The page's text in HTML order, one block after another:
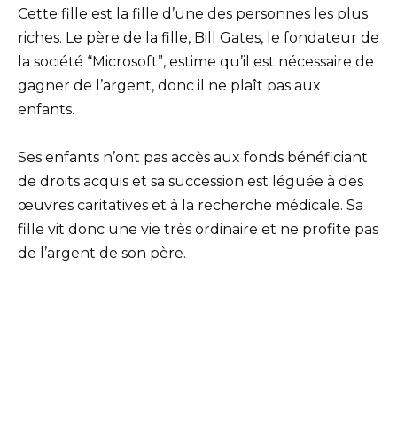
Cette fille est la fille d’une des personnes les plus
riches. Le père de la fille, Bill Gates, le fondateur de
la société “Microsoft”, estime qu’il est nécessaire de
gagner de l’argent, donc il ne plaît pas aux
enfants.
Ses enfants n’ont pas accès aux fonds bénéficiant
de droits acquis et sa succession est léguée à des
œuvres caritatives et à la recherche médicale. Sa
fille vit donc une vie très ordinaire et ne profite pas
de l’argent de son père.